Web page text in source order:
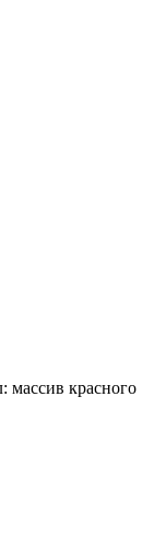
массив красного